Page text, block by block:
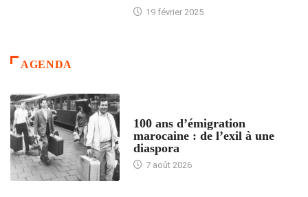
19 février 2025
AGENDA
100 ans d’émigration
marocaine : de l’exil à une
diaspora
7 août 2026